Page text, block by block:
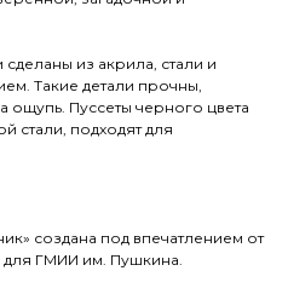
из акрила, стали и
Такие детали прочны,
ощупь. Пуссеты черного цвета
стали, подходят для
создана под впечатлением от
для ГМИИ им. Пушкина.